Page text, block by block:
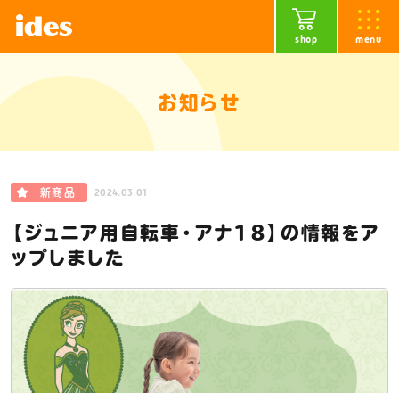
shop menu
お知らせ
新商品 2024.03.01
【ジュニア用自転車・アナ18】の情報をア
ップしました